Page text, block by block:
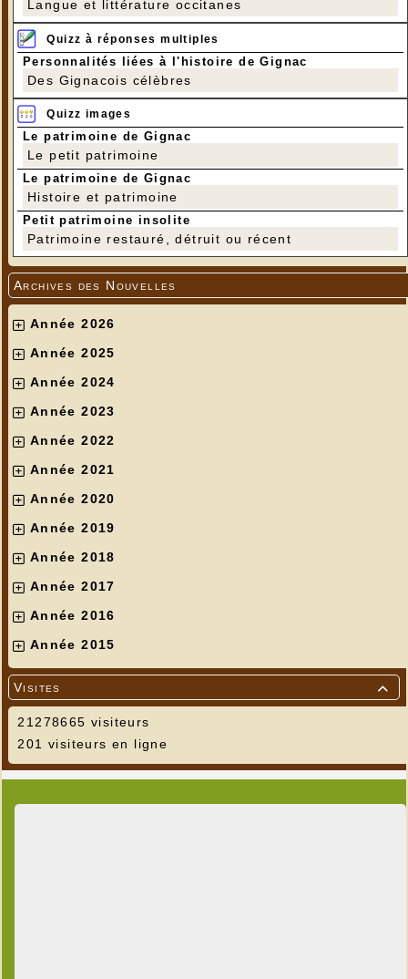
Langue et littérature occitanes
Quizz à réponses multiples
Personnalités liées à l'histoire de Gignac
Des Gignacois célèbres
Quizz images
Le patrimoine de Gignac
Le petit patrimoine
Le patrimoine de Gignac
Histoire et patrimoine
Petit patrimoine insolite
Patrimoine restauré, détruit ou récent
Archives des Nouvelles
Année 2026
Année 2025
Année 2024
Année 2023
Année 2022
Année 2021
Année 2020
Année 2019
Année 2018
Année 2017
Année 2016
Année 2015

Visites
21278665 visiteurs
201 visiteurs en ligne